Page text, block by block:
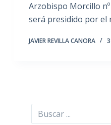
Arzobispo Morcillo
será presidido por el
JAVIER REVILLA CANORA
Buscar